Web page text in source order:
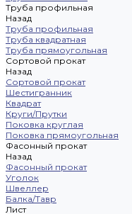
Труба профильная
Назад
Труба профильная
Труба квадратная
Труба прямоугольная
Сортовой прокат
Назад
Сортовой прокат
Шестигранник
Квадрат
Круги/Прутки
Поковка круглая
Поковка прямоугольная
Фасонный прокат
Назад
Фасонный прокат
Уголок
Швеллер
Балка/Тавр
Лист